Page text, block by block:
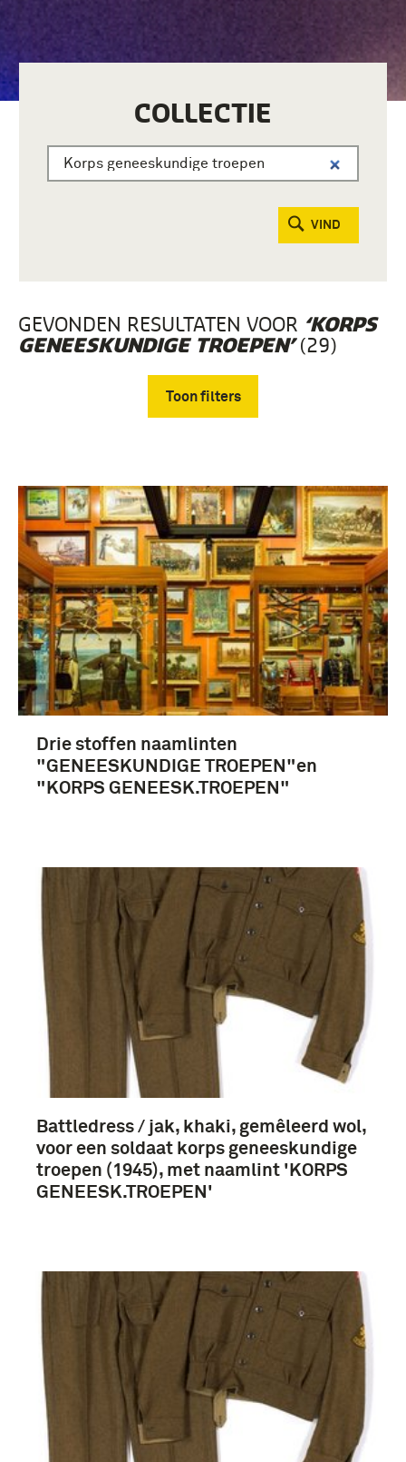
COLLECTIE
VIND
GEVONDEN RESULTATEN VOOR ‘KORPS
GENEESKUNDIGE TROEPEN’(29)
Toon filters
uniformen (21)
Geallieerde Collecties (3)
Korps geneeskundige troepen (23)
Officier van Gezondheid (18)
Nederland (18)
Drie stoffen naamlinten
"GENEESKUNDIGE TROEPEN"en
"KORPS GENEESK.TROEPEN"
Battledress / jak, khaki, gemêleerd wol,
voor een soldaat korps geneeskundige
troepen (1945), met naamlint 'KORPS
GENEESK.TROEPEN'